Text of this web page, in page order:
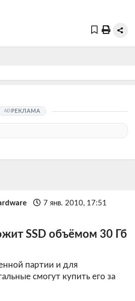
РЕКЛАМА
7 янв. 2010, 17:51
SSD объёмом 30 Гб
партии и для
смогут купить его за